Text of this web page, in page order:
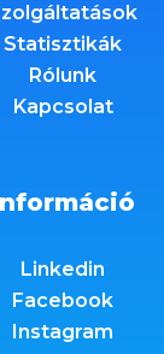
Statisztikák
Rólunk
Kapcsolat
Linkedin
Facebook
Instagram